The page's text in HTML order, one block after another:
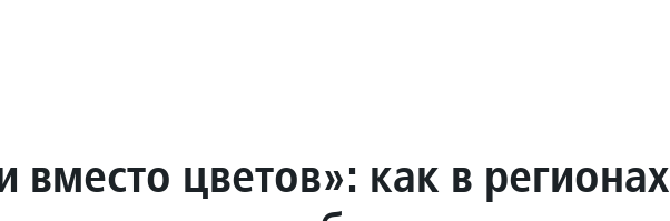
вместо цветов»: как в регионах